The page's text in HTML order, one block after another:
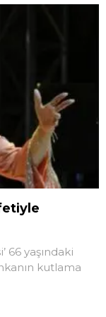
66 yaşındaki
kutlama